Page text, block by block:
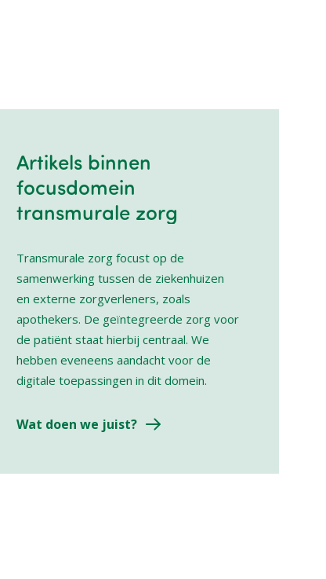
Artikels binnen
focusdomein
transmurale zorg
Transmurale zorg focust op de
samenwerking tussen de ziekenhuizen
en externe zorgverleners, zoals
apothekers. De geïntegreerde zorg voor
de patiënt staat hierbij centraal. We
hebben eveneens aandacht voor de
digitale toepassingen in dit domein.
Wat doen we juist?